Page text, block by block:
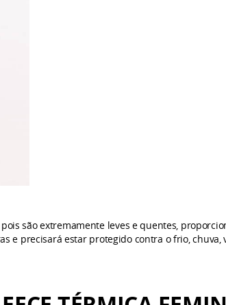
são extremamente leves e quentes,
e precisará estar protegido contra o frio,